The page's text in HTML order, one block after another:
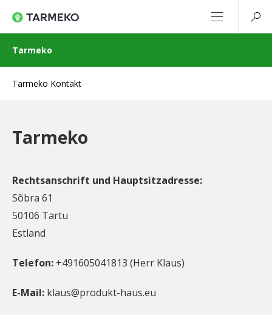
Tarmeko
Tarmeko Kontakt
Tarmeko
Rechtsanschrift und Hauptsitzadresse:
Sõbra 61
50106 Tartu
Estland
Telefon: +491605041813 (Herr Klaus)
E-Mail: klaus@produkt-haus.eu